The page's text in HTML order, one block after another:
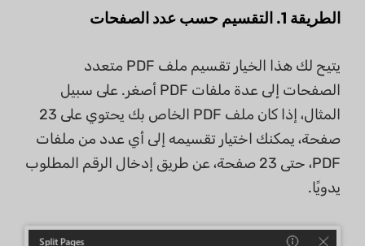
الطريقة 1. التقسيم حسب عدد الصفحات
يتيح لك هذا الخيار تقسيم ملف PDF متعدد
الصفحات إلى عدة ملفات PDF أصغر. على سبيل
المثال، إذا كان ملف PDF الخاص بك يحتوي على 23
صفحة، يمكنك اختيار تقسيمه إلى أي عدد من ملفات
PDF، حتى 23 صفحة، عن طريق إدخال الرقم المطلوب
يدويًا.